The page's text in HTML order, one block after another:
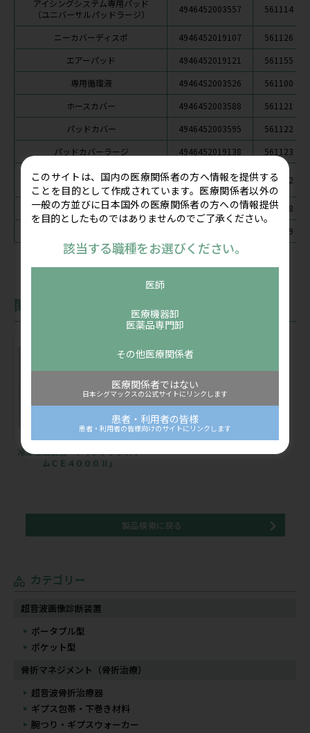
アイシングシステム専用パッド
（ユニバーサルパッドラージ）
4946452003557 561114
ニーカバーディスポ 4946452019107
561126
エアーパッド
4946452019121
561155
専用循環液
4946452003526
561100
ホースカバー
4946452003588
561121
パッドカバー
4946452003595
561122
パッドカバーラージ
4946452019138
561123
ホース（アイシングシステム
CF3000専用）
4946452015567 561152
ＣＦ３０００用Ｌ字ホース 4946452037521
561128
561129
関連製品
冷却療法装置「アイシングシステ
ムＣＥ４０００Ⅱ」
製品検索に戻る
カテゴリー
超音波画像診断装置
ポータブル型
ポケット型
骨折マネジメント（骨折治療）
超音波骨折治療器
ギプス包帯・下巻き材料
腕つり・ギプスウォーカー
このサイトは、国内の医療関係者の方へ情報を提供する
ことを目的として作成されています。医療関係者以外の
一般の方並びに日本国外の医療関係者の方への情報提供
を目的としたものではありませんのでご了承ください。
該当する職種をお選びください。
医師
医療機器卸
医薬品専門卸
その他医療関係者
医療関係者ではない
日本シグマックスの公式サイトにリンクします
患者・利用者の皆様
患者・利用者の皆様向けのサイトにリンクします